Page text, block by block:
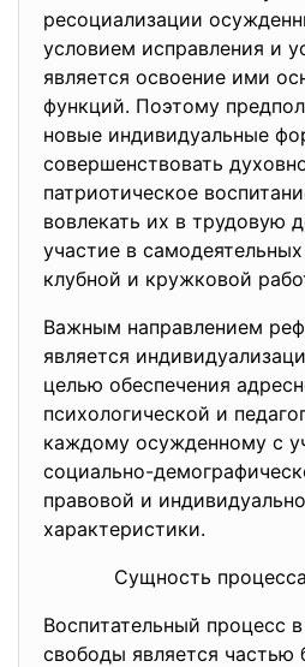
ресоциализации
условием исправления и
является освоение ими
функций. Поэтому
новые индивидуальные
совершенствовать
патриотическое
вовлекать их в трудовую
участие в
клубной и кружковой
Важным направлением
является
целью обеспечения
психологической и
каждому осужденному с
социально-
правовой и
характеристики.
Сущность
Воспитательный процесс
свободы является частью